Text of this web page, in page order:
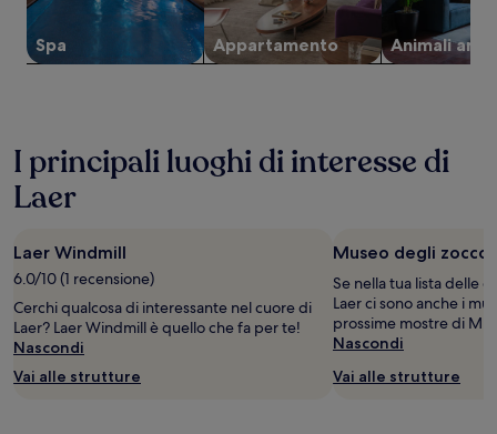
Potrebbero
essere
Spa Appartamento Animali
I principali luoghi di interesse di
Laer
Laer Windmill
6.0/10 (1 recensione)
Cerchi qualcosa di interessante nel cuore di
Laer? Laer Windmill è quello che fa per te!
Nascondi
Vai alle strutture
Museo degli zoccoli
Se nella tua lista delle
Laer ci sono anche i
prossime mostre di
Nascondi
Vai alle strutture